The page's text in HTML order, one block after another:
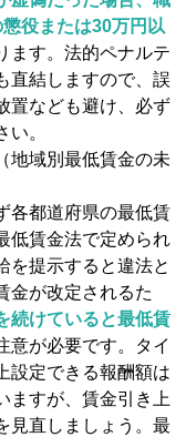
役または30万円以
ます​。法的ペナルテ
直結しますので、誤
置なども避け、必ず
。
（地域別最低賃金の未
各都道府県の最低賃
低賃金法で定められ
を提示すると違法と
金が改定されるた
続けていると最低賃
意が必要です。タイ
設定できる報酬額は
ますが、賃金引き上
見直しましょう。最